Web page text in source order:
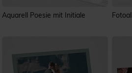
Aquarell Poesie mit Initiale